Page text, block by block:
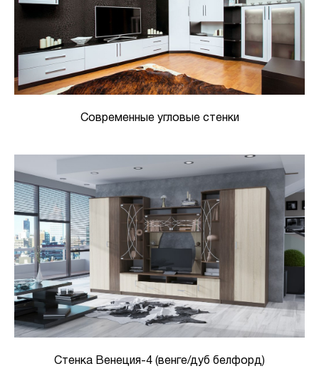
Современные угловые стенки
Стенка Венеция-4 (венге/дуб белфорд)